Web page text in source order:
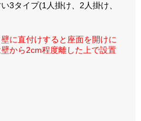
3タイプ(1人掛け、2人掛け、
に直付けすると座面を開けに
から2cm程度離した上で設置